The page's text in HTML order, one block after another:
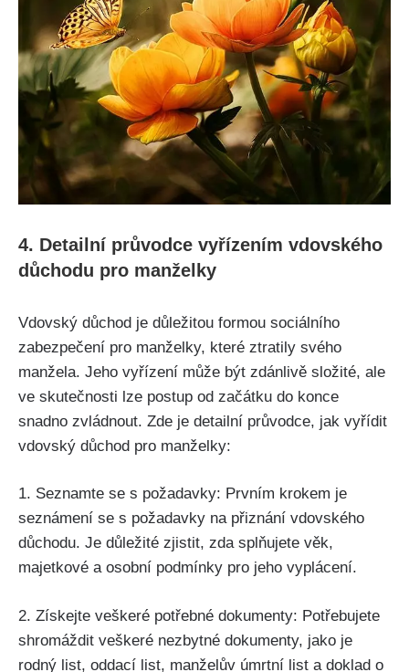
4. Detailní průvodce vyřízením vdovského
důchodu pro manželky
Vdovský důchod je důležitou formou sociálního
zabezpečení pro manželky, které ztratily svého
manžela. Jeho vyřízení může být zdánlivě složité, ale
ve skutečnosti lze postup od začátku do konce
snadno zvládnout. Zde je detailní průvodce, jak vyřídit
vdovský důchod pro manželky:
1. Seznamte se s požadavky: Prvním krokem je
seznámení se s požadavky na přiznání vdovského
důchodu. Je důležité zjistit, zda splňujete věk,
majetkové a osobní podmínky pro jeho vyplácení.
2. Získejte veškeré potřebné dokumenty: Potřebujete
shromáždit veškeré nezbytné dokumenty, jako je
rodný list, oddací list, manželův úmrtní list a doklad o